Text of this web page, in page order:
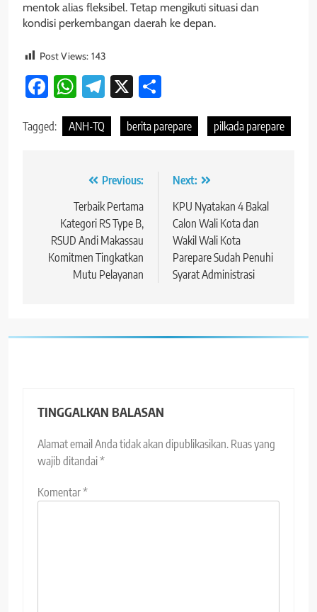
mentok alias fleksibel. Tetap mengikuti situasi dan
kondisi perkembangan daerah ke depan.
Post Views: 143
Facebook
WhatsApp
Telegram
X
Tagged: ANH-TQ berita parepare pilkada parepare
Navigasi Previous:
Terbaik Pertama
Kategori RS Type B,
RSUD Andi Makassau
Komitmen Tingkatkan
Mutu Pelayanan
Next:
KPU Nyatakan 4 Bakal
Calon Wali Kota dan
Wakil Wali Kota
Parepare Sudah Penuhi
Syarat Administrasi
TINGGALKAN BALASAN
Alamat email Anda tidak akan dipublikasikan. Ruas yang
wajib ditandai*
Komentar*